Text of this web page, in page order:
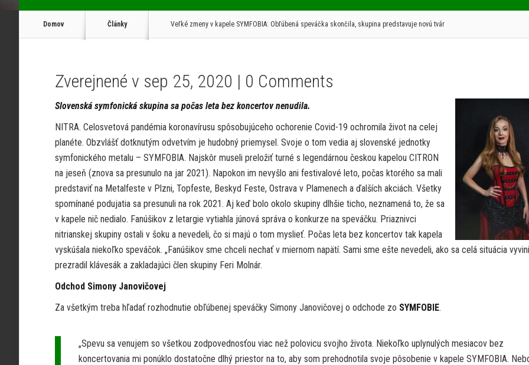
Domov Články Veľké zmeny v kapele SYMFOBIA: Obľúbená speváčka skončila, skupina predstavuje novú tvár
Zverejnené v sep 25, 2020 | 0 Comments
Slovenská symfonická skupina sa počas leta bez koncertov nenudila.
NITRA. Celosvetová pandémia koronavírusu spôsobujúceho ochorenie Covid-19 ochromila život na celej
planéte. Obzvlášť dotknutým odvetvím je hudobný priemysel. Svoje o tom vedia aj slovenské jednotky
symfonického metalu – SYMFOBIA. Najskôr museli preložiť turné s legendárnou českou kapelou CITRON
na jeseň (znova sa presunulo na jar 2021). Napokon im nevyšlo ani festivalové leto, počas ktorého sa mali
predstaviť na Metalfeste v Plzni, Topfeste, Beskyd Feste, Ostrava v Plamenech a ďalších akciách. Všetky
spomínané podujatia sa presunuli na rok 2021. Aj keď bolo okolo skupiny dlhšie ticho, neznamená to, že sa
v kapele nič nedialo. Fanúšikov z letargie vytiahla júnová správa o konkurze na speváčku. Priaznivci
nitrianskej skupiny ostali v šoku a nevedeli, čo si majú o tom myslieť. Počas leta bez koncertov tak kapela
vyskúšala niekoľko speváčok. „Fanúšikov sme chceli nechať v miernom napätí. Sami sme ešte nevedeli, ako sa celá situácia
prezradil klávesák a zakladajúci člen skupiny Feri Molnár.
Odchod Simony Janovičovej
Za všetkým treba hľadať rozhodnutie obľúbenej speváčky Simony Janovičovej o odchode zo SYMFOBIE.
„Spevu sa venujem so všetkou zodpovednosťou viac než polovicu svojho života. Niekoľko uplynulých mesiacov bez
koncertovania mi ponúklo dostatočne dlhý priestor na to, aby som prehodnotila svoje pôsobenie v kapele SYMFOBIA.